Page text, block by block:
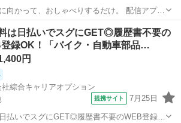
向かって、おしゃべりするだけ。 配信アプリ
など）でライブ配信するお仕事です。
内容はぜんぶ自由
今日...
イベントスタッフ
は日払いでスグにGET◎履歴書不要の
録OK！「バイク・自動車部品…
円
綜合キャリアオプション
提携サイト 7月25日
払いでスグにGET◎履歴書不要のWEB登録